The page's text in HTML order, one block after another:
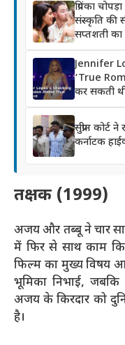
प्रियंका
संस्कृति की
सप्तशती का
Jennifer
‘True
कर सकती
सुप्रीम कोर्ट
कर्नाटक
तक्षक (1999)
अजय और तब्बू ने चार
में फिर से साथ काम
फिल्म का मुख्य विषय
भूमिका निभाई,
अजय के किरदार को
है।